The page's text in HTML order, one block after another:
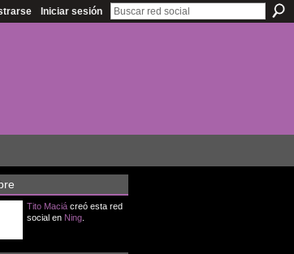
Iniciar sesión
Tito Maciácreó esta red
social en Ning.